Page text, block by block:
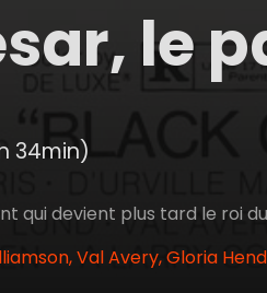
le
34min)
qui devient plus tard le roi
Val Avery, Gloria